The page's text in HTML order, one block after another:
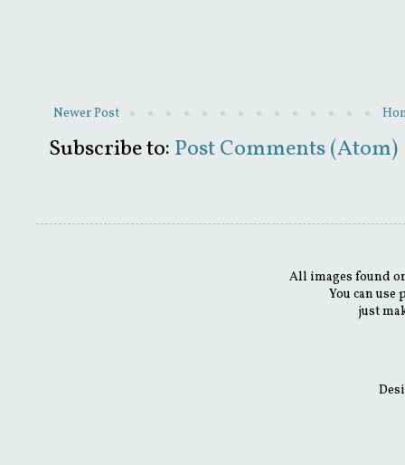
Newer Post
Subscribe to: Post Comments (Atom)
All images found
You can
just